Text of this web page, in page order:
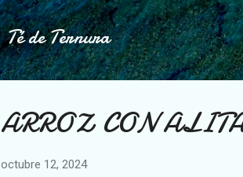
Té de Ternura
ARROZ CON
octubre 12, 2024